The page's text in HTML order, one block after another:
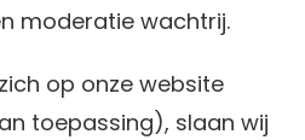
moderatie wachtrij.
op onze website
toepassing), slaan wij